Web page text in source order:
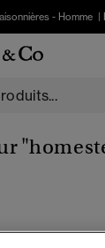
- Homme